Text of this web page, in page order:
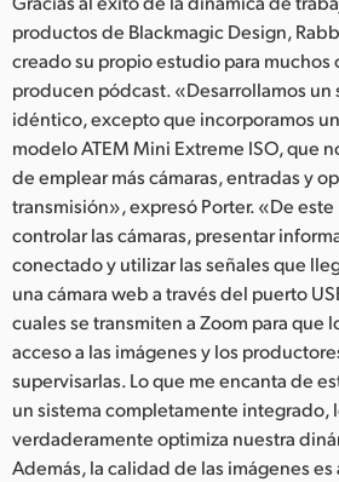
productos de Blackmagic Design,
creado su propio estudio para muchos
producen pódcast. «Desarrollamos un
idéntico, excepto que incorporamos
modelo ATEM Mini Extreme ISO, que
de emplear más cámaras, entradas y
transmisión», expresó Porter. «De
controlar las cámaras, presentar
conectado y utilizar las señales que
una cámara web a través del puerto
cuales se transmiten a Zoom para que
acceso a las imágenes y los
supervisarlas. Lo que me encanta de
un sistema completamente integrado,
verdaderamente optimiza nuestra
Además, la calidad de las imágenes